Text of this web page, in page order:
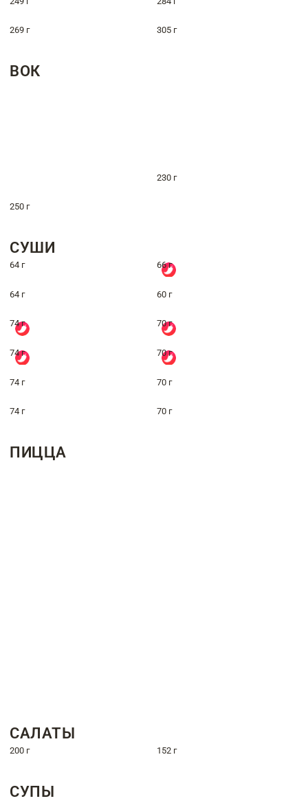
269 г 305 г
ВОК
230 г
250 г
СУШИ
64 г 66 г
64 г 60 г
74 г 70 г
74 г 70 г
74 г 70 г
74 г 70 г
ПИЦЦА
САЛАТЫ
200 г 152 г
СУПЫ